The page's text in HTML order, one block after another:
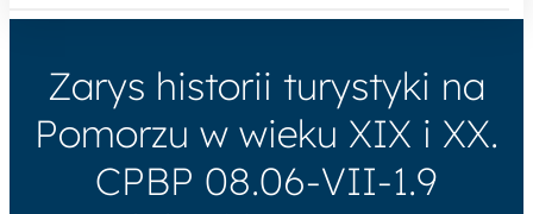
Zarys historii turystyki na
Pomorzu w wieku XIX i XX.
CPBP 08.06-VII-1.9